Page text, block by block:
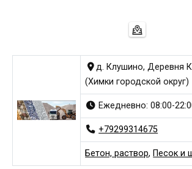
д. Клушино, Деревня
(Химки городской округ)
Ежедневно: 08:00-
+79299314675
Бетон, раствор, Песок и